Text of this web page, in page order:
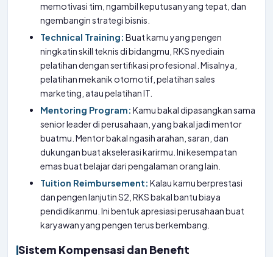
memotivasi tim, ngambil keputusan yang tepat, dan
ngembangin strategi bisnis.
Technical Training: Buat kamu yang pengen
ningkatin skill teknis di bidangmu, RKS nyediain
pelatihan dengan sertifikasi profesional. Misalnya,
pelatihan mekanik otomotif, pelatihan sales
marketing, atau pelatihan IT.
Mentoring Program: Kamu bakal dipasangkan sama
senior leader di perusahaan, yang bakal jadi mentor
buatmu. Mentor bakal ngasih arahan, saran, dan
dukungan buat akselerasi karirmu. Ini kesempatan
emas buat belajar dari pengalaman orang lain.
Tuition Reimbursement: Kalau kamu berprestasi
dan pengen lanjutin S2, RKS bakal bantu biaya
pendidikanmu. Ini bentuk apresiasi perusahaan buat
karyawan yang pengen terus berkembang.
Sistem Kompensasi dan Benefit